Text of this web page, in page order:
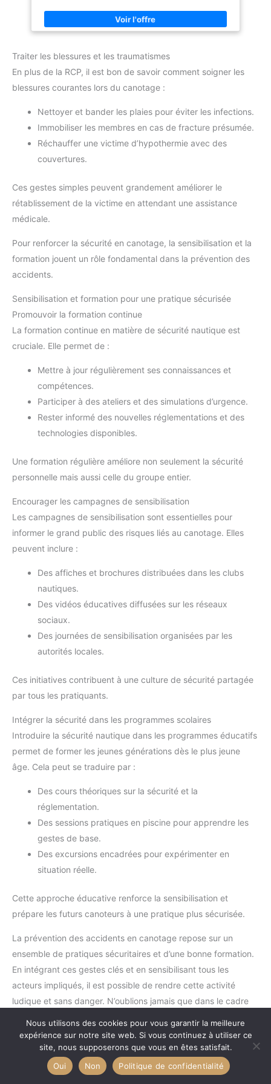
pansements classiques 7x2,4cm; 4 pansements
hydrocolloïdes; 2 pansements non-tissés; 2 pansements
résistants à l'eau; 2 pansements résistants à l'eau 5 bandes en
ciseaux; 1 pince à épiler; 2 systèmes d'attache La trousse est
coupures, les égratignures, les brûlures et plus Légère et
compacte - Tout ce dont vous avez besoin en cas
d’événements imprévus - Idéal pour le camping, sports et
Traiter les blessures et les traumatismes
En plus de la RCP, il est bon de savoir comment soigner les
blessures courantes lors du canotage :
Nettoyer et bander les plaies pour éviter les infections.
Immobiliser les membres en cas de fracture présumée.
Réchauffer une victime d’hypothermie avec des
couvertures.
Ces gestes simples peuvent grandement améliorer le
rétablissement de la victime en attendant une assistance
médicale.
Pour renforcer la sécurité en canotage, la sensibilisation et la
formation jouent un rôle fondamental dans la prévention des
accidents.
Sensibilisation et formation pour une pratique sécurisée
Promouvoir la formation continue
La formation continue en matière de sécurité nautique est
cruciale. Elle permet de :
Mettre à jour régulièrement ses connaissances et
compétences.
Participer à des ateliers et des simulations d’urgence.
Rester informé des nouvelles réglementations et des
technologies disponibles.
Une formation régulière améliore non seulement la sécurité
personnelle mais aussi celle du groupe entier.
Encourager les campagnes de sensibilisation
Les campagnes de sensibilisation sont essentielles pour
informer le grand public des risques liés au canotage. Elles
peuvent inclure :
Des affiches et brochures distribuées dans les clubs
nautiques.
Des vidéos éducatives diffusées sur les réseaux
sociaux.
Des journées de sensibilisation organisées par les
autorités locales.
Ces initiatives contribuent à une culture de sécurité partagée
par tous les pratiquants.
Intégrer la sécurité dans les programmes scolaires
Introduire la sécurité nautique dans les programmes éducatifs
permet de former les jeunes générations dès le plus jeune
âge. Cela peut se traduire par :
Des cours théoriques sur la sécurité et la
réglementation.
Des sessions pratiques en piscine pour apprendre les
gestes de base.
Des excursions encadrées pour expérimenter en
situation réelle.
Cette approche éducative renforce la sensibilisation et
prépare les futurs canoteurs à une pratique plus sécurisée.
La prévention des accidents en canotage repose sur un
ensemble de pratiques sécuritaires et d’une bonne formation.
En intégrant ces gestes clés et en sensibilisant tous les
acteurs impliqués, il est possible de rendre cette activité
ludique et sans danger. N’oublions jamais que dans le cadre
Nous utilisons des cookies pour vous garantir la meilleure
expérience sur notre site web. Si vous continuez à utiliser ce
site, nous supposerons que vous en êtes satisfait.
Oui
Non Politique de confidentialité